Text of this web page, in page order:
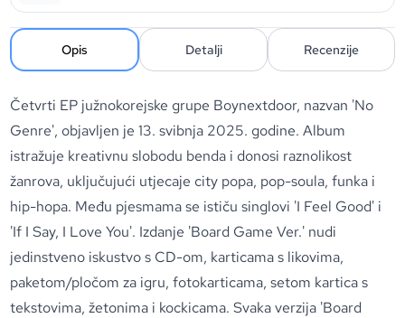
Opis Detalji Recenzije
Četvrti EP južnokorejske grupe Boynextdoor, nazvan 'No
Genre', objavljen je 13. svibnja 2025. godine. Album
istražuje kreativnu slobodu benda i donosi raznolikost
žanrova, uključujući utjecaje city popa, pop-soula, funka i
hip-hopa. Među pjesmama se ističu singlovi 'I Feel Good' i
'If I Say, I Love You'. Izdanje 'Board Game Ver.' nudi
jedinstveno iskustvo s CD-om, karticama s likovima,
paketom/pločom za igru, fotokarticama, setom kartica s
tekstovima, žetonima i kockicama. Svaka verzija 'Board